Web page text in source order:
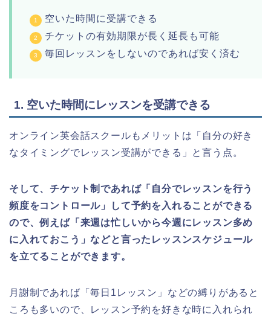
空いた時間に受講できる
チケットの有効期限が長く延長も可能
毎回レッスンをしないのであれば安く済む
1. 空いた時間にレッスンを受講できる
オンライン英会話スクールもメリットは「自分の好き
なタイミングでレッスン受講ができる」と言う点。
そして、チケット制であれば「自分でレッスンを行う
頻度をコントロール」して予約を入れることができる
ので、例えば「来週は忙しいから今週にレッスン多め
に入れておこう」などと言ったレッスンスケジュール
を立てることができます。
月謝制であれば「毎日1レッスン」などの縛りがあると
ころも多いので、レッスン予約を好きな時に入れられ